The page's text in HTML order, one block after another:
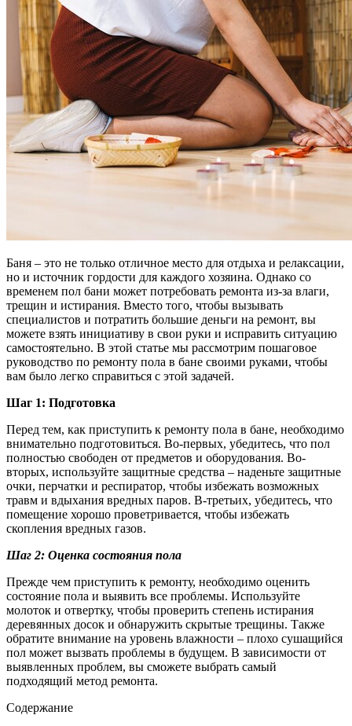
Баня – это не только отличное место для отдыха и релаксации,
но и источник гордости для каждого хозяина. Однако со
временем пол бани может потребовать ремонта из-за влаги,
трещин и истирания. Вместо того, чтобы вызывать
специалистов и потратить большие деньги на ремонт, вы
можете взять инициативу в свои руки и исправить ситуацию
самостоятельно. В этой статье мы рассмотрим пошаговое
руководство по ремонту пола в бане своими руками, чтобы
вам было легко справиться с этой задачей.
Шаг 1: Подготовка
Перед тем, как приступить к ремонту пола в бане, необходимо
внимательно подготовиться. Во-первых, убедитесь, что пол
полностью свободен от предметов и оборудования. Во-
вторых, используйте защитные средства – наденьте защитные
очки, перчатки и респиратор, чтобы избежать возможных
травм и вдыхания вредных паров. В-третьих, убедитесь, что
помещение хорошо проветривается, чтобы избежать
скопления вредных газов.
Шаг 2: Оценка состояния пола
Прежде чем приступить к ремонту, необходимо оценить
состояние пола и выявить все проблемы. Используйте
молоток и отвертку, чтобы проверить степень истирания
деревянных досок и обнаружить скрытые трещины. Также
обратите внимание на уровень влажности – плохо сушащийся
пол может вызвать проблемы в будущем. В зависимости от
выявленных проблем, вы сможете выбрать самый
подходящий метод ремонта.
Содержание